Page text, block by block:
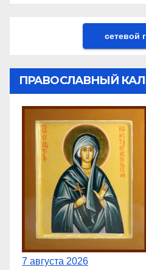
сетевой
ПРАВОСЛАВНЫЙ
7 августа 2026